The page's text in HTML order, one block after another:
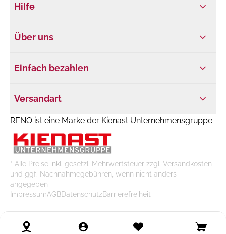
Hilfe
Über uns
Einfach bezahlen
Versandart
RENO ist eine Marke der Kienast Unternehmensgruppe
* Alle Preise inkl. gesetzl. Mehrwertsteuer zzgl. Versandkosten
und ggf. Nachnahmegebühren, wenn nicht anders
angegeben
ImpressumAGBDatenschutzBarrierefreiheit